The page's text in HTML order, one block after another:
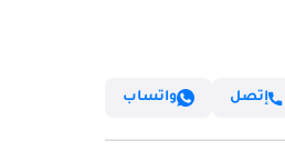
إتصل واتساب